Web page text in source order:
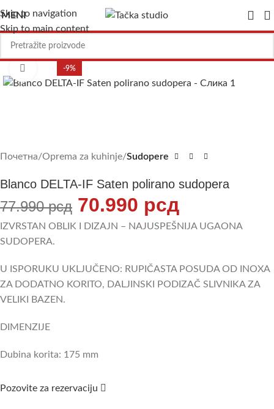
Skip to navigation
Skip to main content
MENI
-9%
Uvećajte sliku
Почетна Oprema za kuhinje Sudopere
Blanco DELTA-IF Saten polirano sudopera
77.990рсд 70.990 рсд
IZVRSTAN OBLIK I DIZAJN – NAJUSPEŠNIJA UGAONA
SUDOPERA.
U ISPORUKU UKLJUČENO: RUPIČASTA POSUDA OD INOXA
ZA DODATNO KORITO, DALJINSKI PODIZAČ SLIVNIKA ZA
VELIKI BAZEN.
DIMENZIJE
Dubina korita: 175 mm
Pozovite za rezervaciju